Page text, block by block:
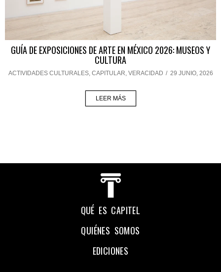
GUÍA DE EXPOSICIONES DE ARTE EN MÉXICO 2026: MUSEOS Y
CULTURA
ACTIVIDADES CULTURALES, CAPITULAR, VERACIDAD / 29 JUNIO, 2026
LEER MÁS
QUÉ ES CAPITEL
QUIÉNES SOMOS
EDICIONES